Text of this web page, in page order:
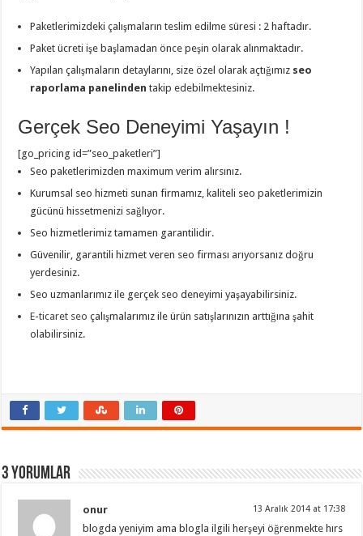
Paketlerimizdeki çalışmaların teslim edilme süresi : 2 haftadır.
Paket ücreti işe başlamadan önce peşin olarak alınmaktadır.
Yapılan çalışmaların detaylarını, size özel olarak açtığımız seo
raporlama panelinden takip edebilmektesiniz.
Gerçek Seo Deneyimi Yaşayın !
[go_pricing id=”seo_paketleri”]
Seo paketlerimizden maximum verim alırsınız.
Kurumsal seo hizmeti sunan firmamız, kaliteli seo paketlerimizin
gücünü hissetmenizi sağlıyor.
Seo hizmetlerimiz tamamen garantilidir.
Güvenilir, garantili hizmet veren seo firması arıyorsanız doğru
yerdesiniz.
Seo uzmanlarımız ile gerçek seo deneyimi yaşayabilirsiniz.
E-ticaret seo çalışmalarımız ile ürün satışlarınızın arttığına şahit
olabilirsiniz.
3 Yorumlar
onur 13 Aralık 2014 at 17:38
blogda yeniyim ama blogla ilgili herşeyi öğrenmekte hırs